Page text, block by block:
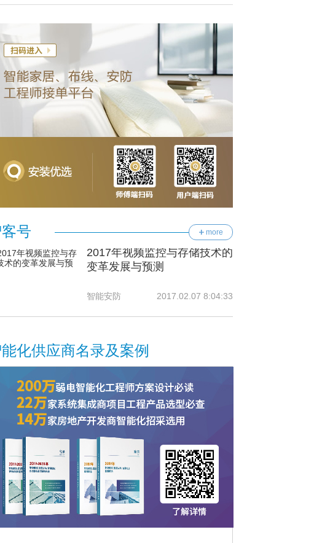
号 more
2017年视频监控与存储技术的
变革发展与预测
智能安防 2017.02.07 8:04:33
化供应商名录及案例